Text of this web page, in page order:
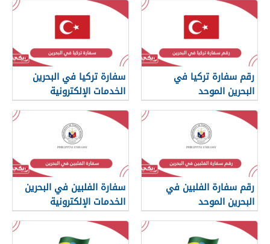
رقم سفارة تركيا في
البحرين الموحد
سفارة تركيا في البحرين
الخدمات الإلكترونية
رقم سفارة الفلبين في
البحرين الموحد
سفارة الفلبين في البحرين
الخدمات الإلكترونية